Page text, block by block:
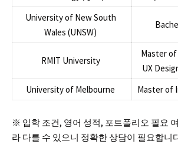
University of New South
Wales (UNSW)
RMIT University
Master
UX
University of Melbourne
Master of
※ 입학 조건, 영어 성적, 포트폴리오 필요
라 다를 수 있으니 정확한 상담이 필요합니